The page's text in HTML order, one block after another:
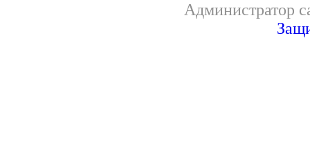
Администратор